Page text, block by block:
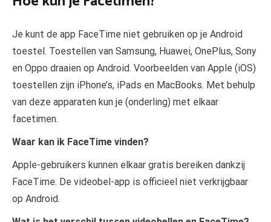
Je kunt de app FaceTime niet gebruiken op je Android
toestel. Toestellen van Samsung, Huawei, OnePlus, Sony
en Oppo draaien op Android. Voorbeelden van Apple (iOS)
toestellen zijn iPhone’s, iPads en MacBooks. Met behulp
van deze apparaten kun je (onderling) met elkaar
facetimen.
Waar kan ik FaceTime vinden?
Apple-gebruikers kunnen elkaar gratis bereiken dankzij
FaceTime. De videobel-app is officieel niet verkrijgbaar
op Android.